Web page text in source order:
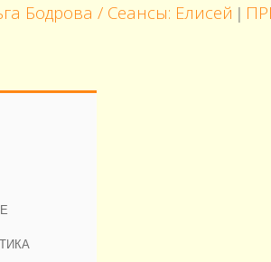
/ Сеансы: Елисей|